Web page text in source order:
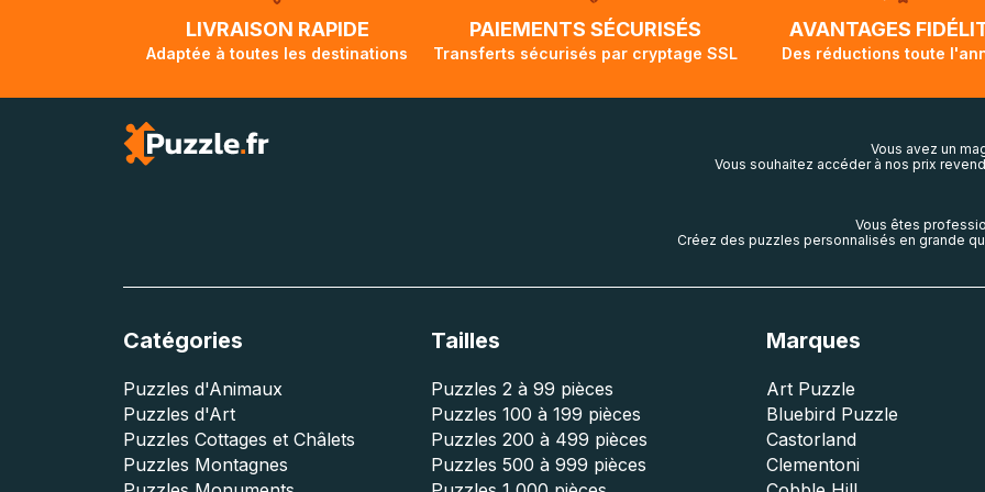
lorsque votre colis aura touché terre.
LIVRAISON RAPIDE
Adaptée à toutes les destinations
PAIEMENTS SÉCURISÉS
Transferts sécurisés par cryptage SSL
AVANTAGES
Des réductions toute
Vous avez un
Vous souhaitez accéder à nos prix
Vous êtes
Créez des puzzles personnalisés en grande
Catégories
Puzzles d'Animaux
Puzzles d'Art
Puzzles Cottages et Châlets
Puzzles Montagnes
Tailles
Puzzles 2 à 99 pièces
Puzzles 100 à 199 pièces
Puzzles 200 à 499 pièces
Puzzles 500 à 999 pièces
Marques
Art Puzzle
Bluebird Puzzle
Castorland
Clementoni